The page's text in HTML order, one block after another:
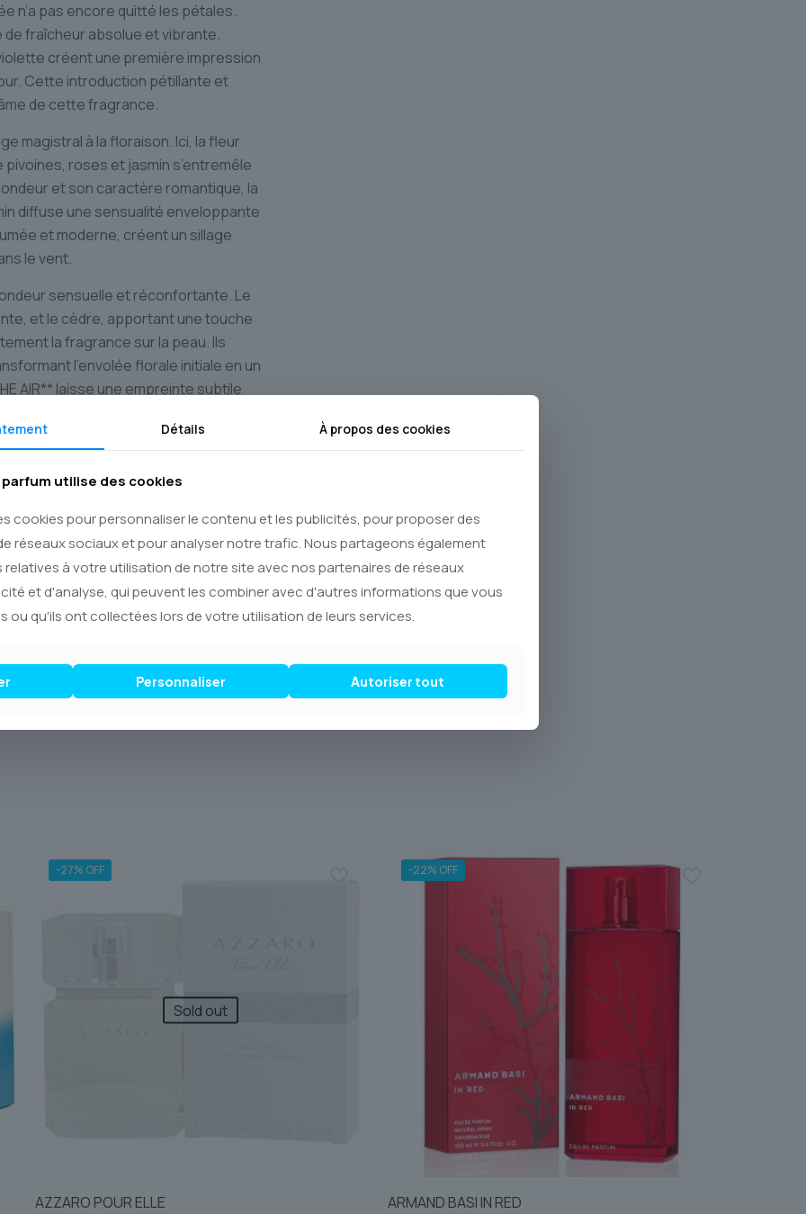
n’a pas encore quitté les pétales.
de fraîcheur absolue et vibrante.
créent une première impression
Cette introduction pétillante et
de cette fragrance.
magistral à la floraison. Ici, la fleur
roses et jasmin s’entremêle
et son caractère romantique, la
diffuse une sensualité enveloppante
et moderne, créent un sillage
le vent.
sensuelle et réconfortante. Le
et le cèdre, apportant une touche
la fragrance sur la peau. Ils
l’envolée florale initiale en un
AIR** laisse une empreinte subtile
sur **Le Royaume du Parfum**.
soignée et sécurisée dans tout le
et de beauté vous parvienne
l’audace de la délicatesse
violette
mai, Jasmin sensuel
-27% OFF
Sold out
AZZARO POUR ELLE
-22% OFF
ARMAND BASI IN RED
Détails À propos des cookies
parfum utilise des cookies
cookies pour personnaliser le contenu et les publicités, pour proposer des
réseaux sociaux et pour analyser notre trafic. Nous partageons également
à votre utilisation de notre site avec nos partenaires de réseaux
et d'analyse, qui peuvent les combiner avec d'autres informations que vous
ou qu'ils ont collectées lors de votre utilisation de leurs services.
Personnaliser Autoriser tout